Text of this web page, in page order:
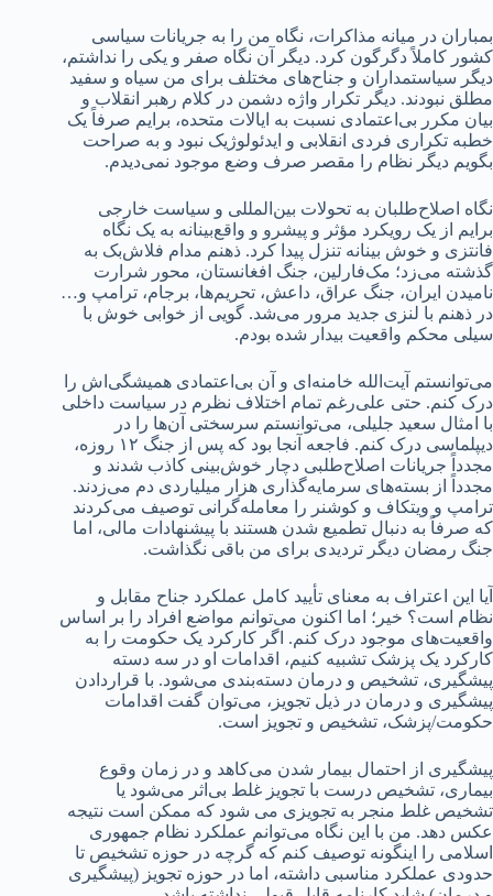
بمباران در میانه مذاکرات، نگاه من را به جریانات سیاسی
کشور کاملاً دگرگون کرد. دیگر آن نگاه صفر و یکی را نداشتم،
دیگر سیاستمداران و جناح‌های مختلف برای من سیاه و سفید
مطلق نبودند. دیگر تکرار واژه دشمن در کلام رهبر انقلاب و
بیان مکرر بی‌اعتمادی نسبت به ایالات متحده، برایم صرفاً یک
خطبه تکراری فردی انقلابی و ایدئولوژیک نبود و به صراحت
بگویم دیگر نظام را مقصر صرف وضع موجود نمی‌دیدم.
نگاه اصلاح‌طلبان به تحولات بین‌المللی و سیاست خارجی
برایم از یک رویکرد مؤثر و پیشرو و واقع‌بینانه به یک نگاه
فانتزی و خوش بینانه تنزل پیدا کرد. ذهنم مدام فلاش‌بک به
گذشته می‌زد؛ مک‌فارلین، جنگ افغانستان، محور شرارت
نامیدن ایران، جنگ عراق، داعش، تحریم‌ها، برجام، ترامپ و…
در ذهنم با لنزی جدید مرور می‌شد. گویی از خوابی خوش با
سیلی محکم واقعیت بیدار شده بودم.
می‌توانستم آیت‌الله خامنه‌ای و آن بی‌اعتمادی همیشگی‌اش را
درک کنم. حتی علی‌رغم تمام اختلاف نظرم در سیاست داخلی
با امثال سعید جلیلی، می‌توانستم سرسختی آن‌ها را در
دیپلماسی درک کنم. فاجعه آنجا بود که پس از جنگ ۱۲ روزه،
مجدداً جریانات اصلاح‌طلبی دچار خوش‌بینی کاذب شدند و
مجدداً از بسته‌های سرمایه‌گذاری هزار میلیاردی دم می‌زدند.
ترامپ و ویتکاف و کوشنر را معامله‌گرانی توصیف می‌کردند
که صرفاً به دنبال تطمیع شدن هستند با پیشنهادات مالی، اما
جنگ رمضان دیگر تردیدی برای من باقی نگذاشت.
آیا این اعتراف به معنای تأیید کامل عملکرد جناح مقابل و
نظام است؟ خیر؛ اما اکنون می‌توانم مواضع افراد را بر اساس
واقعیت‌های موجود درک کنم. اگر کارکرد یک حکومت را به
کارکرد یک پزشک تشبیه کنیم، اقدامات او در سه دسته
پیشگیری، تشخیص و درمان دسته‌بندی می‌شود. با قراردادن
پیشگیری و درمان در ذیل تجویز، می‌توان گفت اقدامات
حکومت/پزشک، تشخیص و تجویز است.
پیشگیری از احتمال بیمار شدن می‌کاهد و در زمان وقوع
بیماری، تشخیص درست با تجویز غلط بی‌اثر می‌شود یا
تشخیص غلط منجر به تجویزی می شود که ممکن است نتیجه
عکس دهد. من با این نگاه می‌توانم عملکرد نظام جمهوری
اسلامی را اینگونه توصیف کنم که گرچه در حوزه تشخیص تا
حدودی عملکرد مناسبی داشته، اما در حوزه تجویز (پیشگیری